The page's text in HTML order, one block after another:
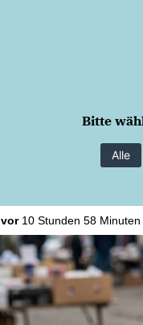
Bitte
Alle
vor10 Stunden 58 Minuten